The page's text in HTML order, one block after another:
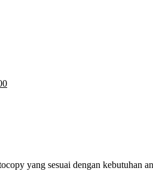
Current
yang sesuai dengan kebutuhan